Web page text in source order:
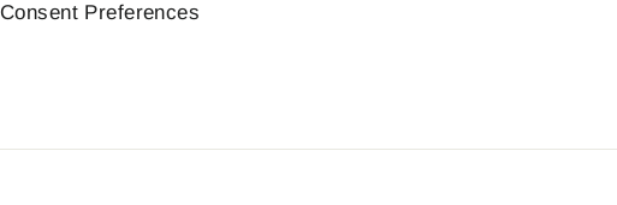
Consent Preferences